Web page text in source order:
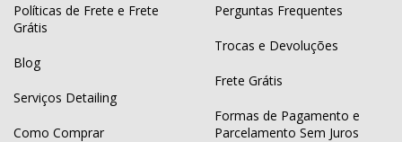
Políticas de Frete e Frete
Grátis
Blog
Serviços Detailing
Como Comprar
Perguntas Frequentes
Trocas e Devoluções
Frete Grátis
Formas de Pagamento e
Parcelamento Sem Juros